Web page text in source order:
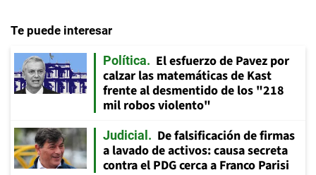
Te puede interesar
Política
El esfuerzo de Pavez por
calzar las matemáticas de Kast
frente al desmentido de los "218
mil robos violento"
Judicial
De falsificación de firmas
a lavado de activos: causa secreta
contra el PDG cerca a Franco Parisi